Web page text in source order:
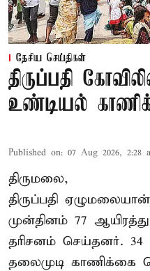
தேசிய செய்திகள்
திருப்பதி
உண்டியல்
Published on: 07 Aug 2026, 2:28
திருமலை,
திருப்பதி
முன்தினம் 77
தரிசனம் செய்தனர்.
தலைமுடி காணிக்கை